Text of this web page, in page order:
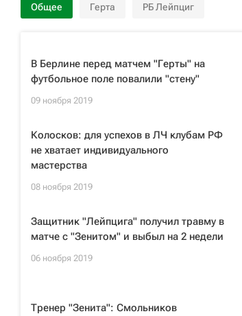
Общее Герта РБ Лейпциг
В Берлине перед матчем "Герты" на
футбольное поле повалили "стену"
09 ноября 2019
Колосков: для успехов в ЛЧ клубам РФ
не хватает индивидуального
мастерства
08 ноября 2019
Защитник "Лейпцига" получил травму в
матче с "Зенитом" и выбыл на 2 недели
06 ноября 2019
Тренер "Зенита": Смольников